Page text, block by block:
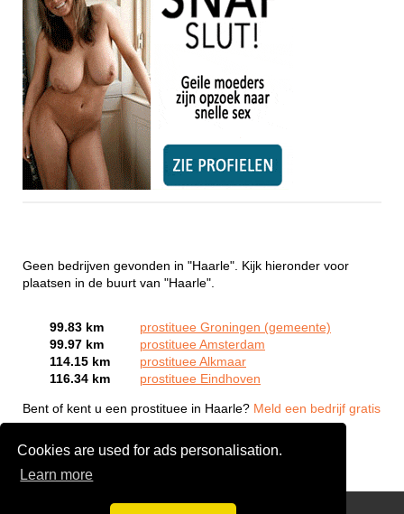
Cookies are used for ads personalisation.
Learn more
Geen bedrijven gevonden in "Haarle". Kijk hieronder voor
plaatsen in de buurt van "Haarle".
99.83 km
prostituee Groningen (gemeente)
99.97 km
prostituee Amsterdam
114.15 km
prostituee Alkmaar
116.34 km
prostituee Eindhoven
Bent of kent u een prostituee in Haarle? Meld een bedrijf gratis
aan